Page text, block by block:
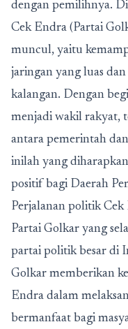
dengan pemilihnya.
Cek Endra (Partai
muncul, yaitu
jaringan yang luas
kalangan. Dengan
menjadi wakil rakyat,
antara pemerintah
inilah yang
positif bagi Daerah
Perjalanan politik
Partai Golkar yang
partai politik besar di
Golkar memberikan
Endra dalam
bermanfaat bagi